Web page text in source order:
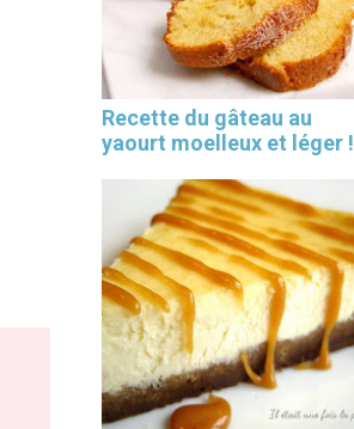
Recette du gâteau au
yaourt moelleux et léger !